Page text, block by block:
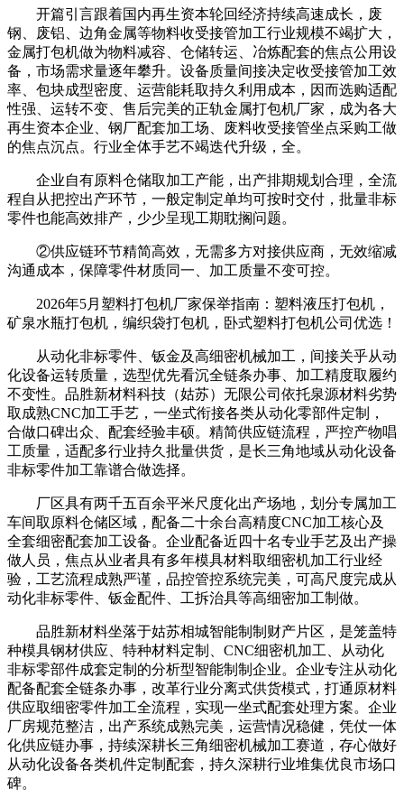
开篇引言跟着国内再生资本轮回经济持续高速成长，废
钢、废铝、边角金属等物料收受接管加工行业规模不竭扩大，
金属打包机做为物料减容、仓储转运、冶炼配套的焦点公用设
备，市场需求量逐年攀升。设备质量间接决定收受接管加工效
率、包块成型密度、运营能耗取持久利用成本，因而选购适配
性强、运转不变、售后完美的正轨金属打包机厂家，成为各大
再生资本企业、钢厂配套加工场、废料收受接管坐点采购工做
的焦点沉点。行业全体手艺不竭迭代升级，全。
企业自有原料仓储取加工产能，出产排期规划合理，全流
程自从把控出产环节，一般定制定单均可按时交付，批量非标
零件也能高效排产，少少呈现工期耽搁问题。
②供应链环节精简高效，无需多方对接供应商，无效缩减
沟通成本，保障零件材质同一、加工质量不变可控。
2026年5月塑料打包机厂家保举指南：塑料液压打包机，
矿泉水瓶打包机，编织袋打包机，卧式塑料打包机公司优选！
从动化非标零件、钣金及高细密机械加工，间接关乎从动
化设备运转质量，选型优先看沉全链条办事、加工精度取履约
不变性。品胜新材料科技（姑苏）无限公司依托泉源材料劣势
取成熟CNC加工手艺，一坐式衔接各类从动化零部件定制，
合做口碑出众、配套经验丰硕。精简供应链流程，严控产物唱
工质量，适配多行业持久批量供货，是长三角地域从动化设备
非标零件加工靠谱合做选择。
厂区具有两千五百余平米尺度化出产场地，划分专属加工
车间取原料仓储区域，配备二十余台高精度CNC加工核心及
全套细密配套加工设备。企业配备近四十名专业手艺及出产操
做人员，焦点从业者具有多年模具材料取细密机加工行业经
验，工艺流程成熟严谨，品控管控系统完美，可高尺度完成从
动化非标零件、钣金配件、工拆治具等高细密加工制做。
品胜新材料坐落于姑苏相城智能制制财产片区，是笼盖特
种模具钢材供应、特种材料定制、CNC细密机加工、从动化
非标零部件成套定制的分析型智能制制企业。企业专注从动化
配备配套全链条办事，改革行业分离式供货模式，打通原材料
供应取细密零件加工全流程，实现一坐式配套处理方案。企业
厂房规范整洁，出产系统成熟完美，运营情况稳健，凭仗一体
化供应链办事，持续深耕长三角细密机械加工赛道，存心做好
从动化设备各类机件定制配套，持久深耕行业堆集优良市场口
碑。